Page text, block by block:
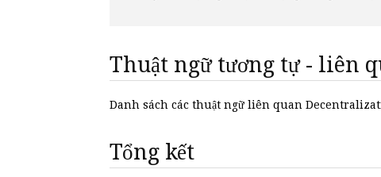
Thuật ngữ tương tự - liên
Danh sách các thuật ngữ liên quan
Tổng kết